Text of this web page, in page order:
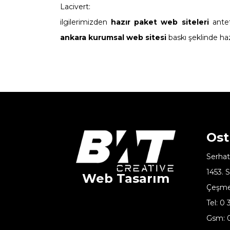
Lacivert:
ilgilerimizden hazır paket web siteleri
ankara kurumsal web sitesi baskı şeklinde
Web Tasarım
1453.
Tel: 0
Gsm: